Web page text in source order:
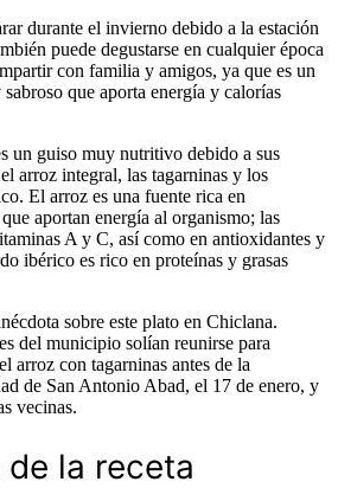
durante el invierno debido a la estación
puede degustarse en cualquier época
con familia y amigos, ya que es un
que aporta energía y calorías
un guiso muy nutritivo debido a sus
arroz integral, las tagarninas y los
El arroz es una fuente rica en
aportan energía al organismo; las
A y C, así como en antioxidantes y
ibérico es rico en proteínas y grasas
sobre este plato en Chiclana.
del municipio solían reunirse para
arroz con tagarninas antes de la
de San Antonio Abad, el 17 de enero, y
vecinas.
la receta